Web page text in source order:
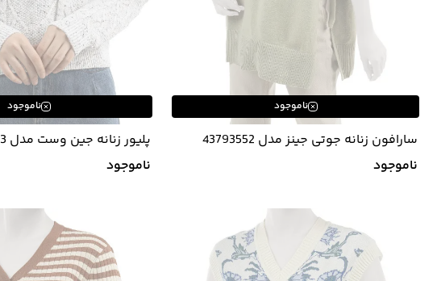
ناموجود
سارافون زنانه جوتی جینز مدل 43793552
ناموجود
ناموجود
پلیور زنانه جین وست مدل 43291503
ناموجود